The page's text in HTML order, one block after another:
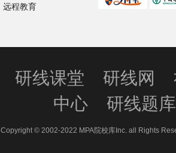
远程教育
研线课堂 研线网
中心
研线题库
Copyright © 2002-2022 MPA院校库Inc. all Rights